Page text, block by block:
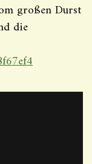
großen Durst
die